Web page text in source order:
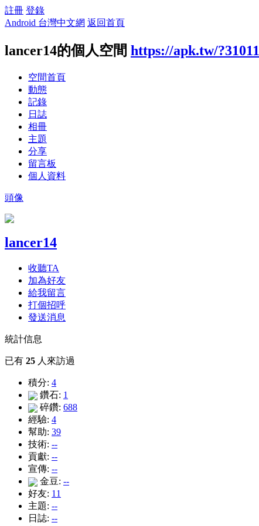
註冊 登錄
Android 台灣中文網 返回首頁
lancer14的個人空間 https://apk.tw/?31011
空間首頁
動態
記錄
日誌
相冊
主題
分享
留言板
個人資料
頭像
lancer14
收聽TA
加為好友
給我留言
打個招呼
發送消息
統計信息
已有 25 人來訪過
積分: 4
鑽石: 1
碎鑽: 688
經驗: 4
幫助: 39
技術: --
貢獻: --
宣傳: --
金豆: --
好友: 11
主題: --
日誌: --